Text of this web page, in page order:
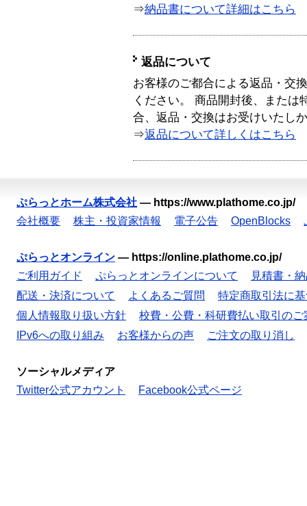
⇒納品書について詳細はこちら
返品について
お客様のご都合による返品・交
ください。 商品開封後、または
合、返品・交換はお受けいたし
⇒返品について詳しくはこちら
ぷらっとホーム株式会社 — https://www.plathome.co.jp/
会社概要
株主・投資家情報 電子公告 OpenBlocks
ぷらっとオンライン — https://online.plathome.co.jp/
ご利用ガイド
ぷらっとオンラインについて
見積書・
配送・決済について
よくあるご質問
特定商取引法に
個人情報取り扱い方針
校費・公費・科研費払い取引のご
IPv6への取り組み
お客様からの声 ご注文の取り消し
ソーシャルメディア
Twitter公式アカウント
Facebook公式ページ